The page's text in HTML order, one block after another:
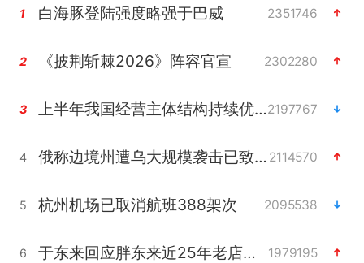
1 白海豚登陆强度略强于巴威 2351746
2 《披荆斩棘2026》阵容官宣 2302280
3 上半年我国经营主体结构持续优化2197767
4 俄称边境州遭乌大规模袭击已致13伤 2114570
5 杭州机场已取消航班388架次 2095538
6 于东来回应胖东来近25年老店年底关闭 1979195